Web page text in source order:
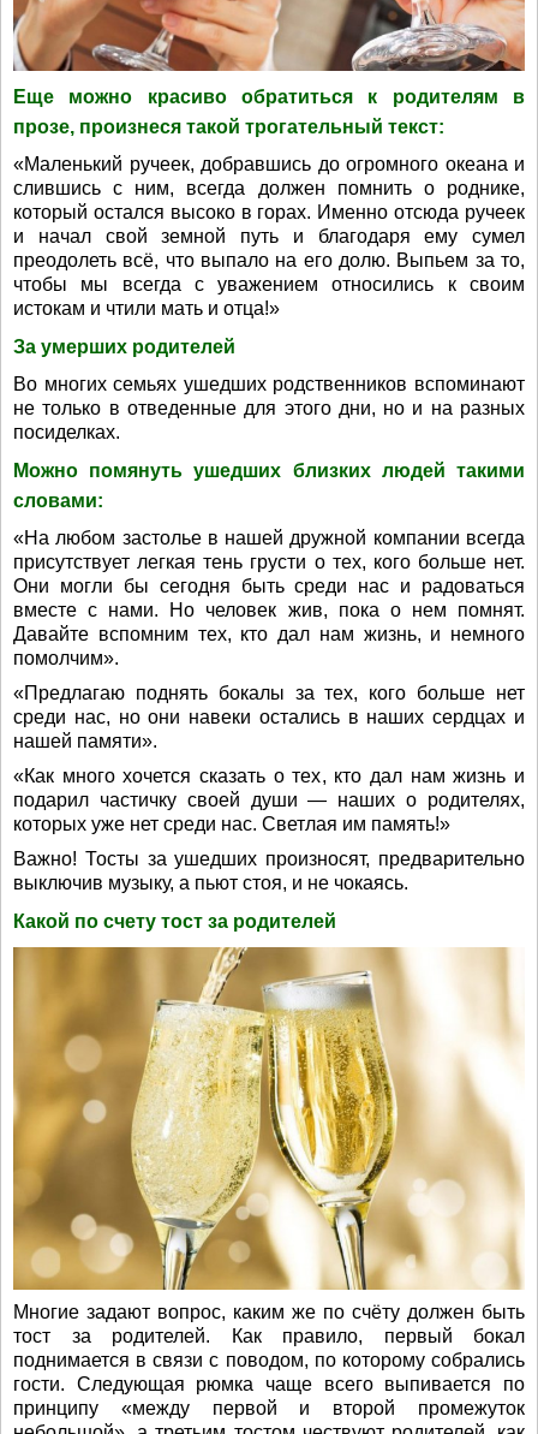
Еще можно красиво обратиться к родителям в
прозе, произнеся такой трогательный текст:
«Маленький ручеек, добравшись до огромного океана и
слившись с ним, всегда должен помнить о роднике,
который остался высоко в горах. Именно отсюда ручеек
и начал свой земной путь и благодаря ему сумел
преодолеть всё, что выпало на его долю. Выпьем за то,
чтобы мы всегда с уважением относились к своим
истокам и чтили мать и отца!»
За умерших родителей
Во многих семьях ушедших родственников вспоминают
не только в отведенные для этого дни, но и на разных
посиделках.
Можно помянуть ушедших близких людей такими
словами:
«На любом застолье в нашей дружной компании всегда
присутствует легкая тень грусти о тех, кого больше нет.
Они могли бы сегодня быть среди нас и радоваться
вместе с нами. Но человек жив, пока о нем помнят.
Давайте вспомним тех, кто дал нам жизнь, и немного
помолчим».
«Предлагаю поднять бокалы за тех, кого больше нет
среди нас, но они навеки остались в наших сердцах и
нашей памяти».
«Как много хочется сказать о тех, кто дал нам жизнь и
подарил частичку своей души — наших о родителях,
которых уже нет среди нас. Светлая им память!»
Важно! Тосты за ушедших произносят, предварительно
выключив музыку, а пьют стоя, и не чокаясь.
Какой по счету тост за родителей
Многие задают вопрос, каким же по счёту должен быть
тост за родителей. Как правило, первый бокал
поднимается в связи с поводом, по которому собрались
гости. Следующая рюмка чаще всего выпивается по
принципу «между первой и второй промежуток